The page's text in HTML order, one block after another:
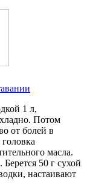
1 л,
Потом
от болей в
масла.
50 г сухой
настаивают